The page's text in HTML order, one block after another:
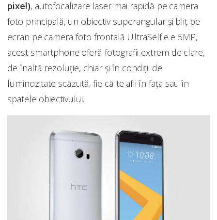
pixel), autofocalizare laser mai rapidă pe camera
foto principală, un obiectiv superangular și bliţ pe
ecran pe camera foto frontală UltraSelfie e 5MP,
acest smartphone oferă fotografii extrem de clare,
de înaltă rezoluţie, chiar şi în condiţii de
luminozitate scăzută, fie că te afli în faţa sau în
spatele obiectivului.